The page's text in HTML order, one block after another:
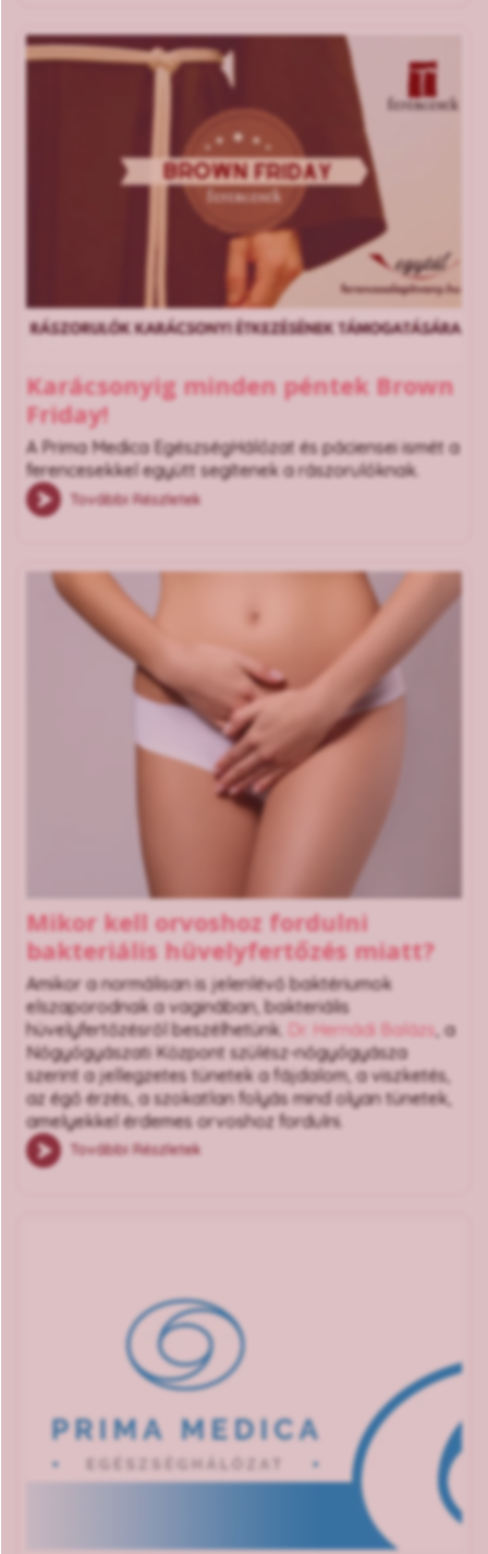
Karácsonyig minden péntek Brown
Friday!
A Prima Medica EgészségHálózat és páciensei ismét a
ferencesekkel együtt segítenek a rászorulóknak.
További Részletek
Mikor kell orvoshoz fordulni
bakteriális hüvelyfertőzés miatt?
Amikor a normálisan is jelenlévő baktériumok
elszaporodnak a vaginában, bakteriális
hüvelyfertőzésről beszélhetünk.
Dr. Hernádi Balázs, a
Nőgyógyászati Központ szülész-nőgyógyásza
szerint a jellegzetes tünetek a fájdalom, a viszketés,
az égő érzés, a szokatlan folyás mind olyan tünetek,
amelyekkel érdemes orvoshoz fordulni.
További Részletek